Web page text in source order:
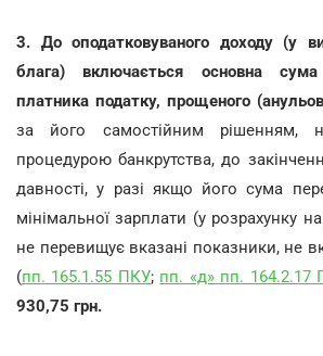
3. До оподатковуваного доходу (у
блага) включається основна
платника податку, прощеного
за його самостійним рішенням,
процедурою банкрутства, до
давності, у разі якщо його сума
мінімальної зарплати (у розрахунку
не перевищує вказані показники, не
(пп. 165.1.55 ПКУ; пп. «д» пп. 164.2.17
930,75 грн.